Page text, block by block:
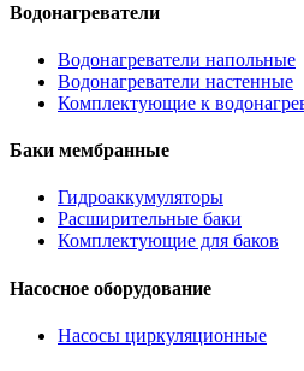
Водонагреватели
Водонагреватели напольные
Водонагреватели настенные
Комплектующие к
Баки мембранные
Гидроаккумуляторы
Расширительные баки
Комплектующие для баков
Насосное оборудование
Насосы циркуляционные